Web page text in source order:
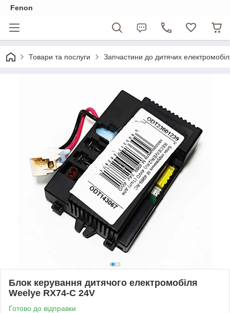
Fenon
Товари та послуги Запчастини до дитячих
Блок керування дитячого електромобіля
Weelye RX74-C 24V
Готово до відправки